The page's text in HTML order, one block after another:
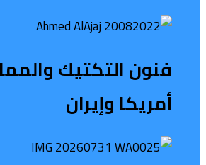
فنون التكتيك
أمريكا وإيران